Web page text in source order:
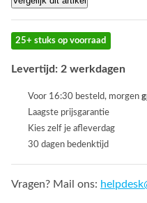
25+ stuks op voorraad
Levertijd: 2 werkdagen
Voor 16:30 besteld, morgen
Laagste prijsgarantie
Kies zelf je afleverdag
30 dagen bedenktijd
Vragen? Mail ons: